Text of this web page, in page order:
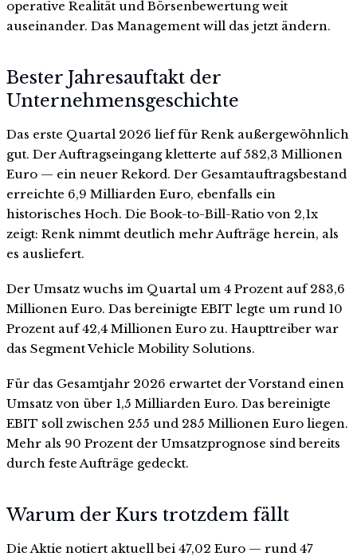
operative Realität und Börsenbewertung weit
auseinander. Das Management will das jetzt ändern.
Bester Jahresauftakt der
Unternehmensgeschichte
Das erste Quartal 2026 lief für Renk außergewöhnlich
gut. Der Auftragseingang kletterte auf 582,3 Millionen
Euro — ein neuer Rekord. Der Gesamtauftragsbestand
erreichte 6,9 Milliarden Euro, ebenfalls ein
historisches Hoch. Die Book-to-Bill-Ratio von 2,1x
zeigt: Renk nimmt deutlich mehr Aufträge herein, als
es ausliefert.
Der Umsatz wuchs im Quartal um 4 Prozent auf 283,6
Millionen Euro. Das bereinigte EBIT legte um rund 10
Prozent auf 42,4 Millionen Euro zu. Haupttreiber war
das Segment Vehicle Mobility Solutions.
Für das Gesamtjahr 2026 erwartet der Vorstand einen
Umsatz von über 1,5 Milliarden Euro. Das bereinigte
EBIT soll zwischen 255 und 285 Millionen Euro liegen.
Mehr als 90 Prozent der Umsatzprognose sind bereits
durch feste Aufträge gedeckt.
Warum der Kurs trotzdem fällt
Die Aktie notiert aktuell bei 47,02 Euro — rund 47